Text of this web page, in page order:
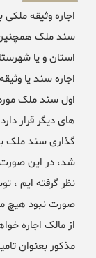
اجاره وثیقه
سند ملک همچنین
استان و یا
اجاره سند یا
اول سند ملک
های دیگر قرار
گذاری سند ملک
شد، در این صورت
نظر گرفته ایم ،
صورت نبود هیچ
از مالک اجاره
مذکور بعنوان